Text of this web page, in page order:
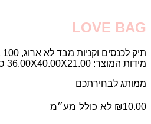
LOVE BAG
תיק לכנסים וקניות מבד לא ארוג, 100 גר’ למ”ר, ידידותי לסביבה,
מידות המוצר: 36.00X40.00X21.00 ס”מ.
ממותג לבחירתכם
₪10.00 לא כולל מע״מ